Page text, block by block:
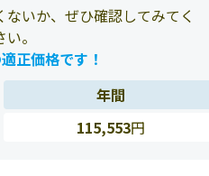
いか、ぜひ確認してみてく
。
正価格です！
年間
115,553円